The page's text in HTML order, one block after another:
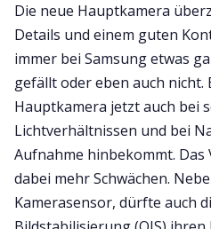
Die neue Hauptkamera
Details und einem guten
immer bei Samsung etwas
gefällt oder eben auch nicht.
Hauptkamera jetzt auch bei
Lichtverhältnissen und bei
Aufnahme hinbekommt.
dabei mehr Schwächen.
Kamerasensor, dürfte auch